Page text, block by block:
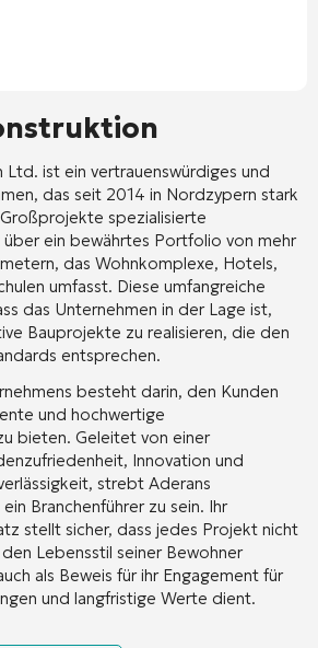
ist ein vertrauenswürdiges und
das seit 2014 in Nordzypern stark
spezialisierte
ein bewährtes Portfolio von mehr
das Wohnkomplexe, Hotels,
umfasst. Diese umfangreiche
das Unternehmen in der Lage ist,
Bauprojekte zu realisieren, die den
entsprechen.
besteht darin, den Kunden
und hochwertige
bieten. Geleitet von einer
Innovation und
strebt Aderans
Branchenführer zu sein. Ihr
stellt sicher, dass jedes Projekt nicht
Lebensstil seiner Bewohner
als Beweis für ihr Engagement für
und langfristige Werte dient.